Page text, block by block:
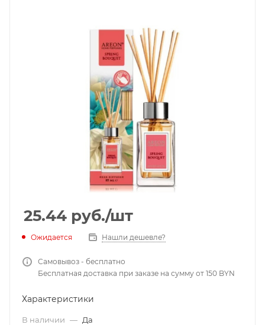
25.44 руб./шт
Ожидается Нашли дешевле?
Самовывоз - бесплатно
Бесплатная доставка при заказе на сумму от 150 BYN
Характеристики
В наличии — Да